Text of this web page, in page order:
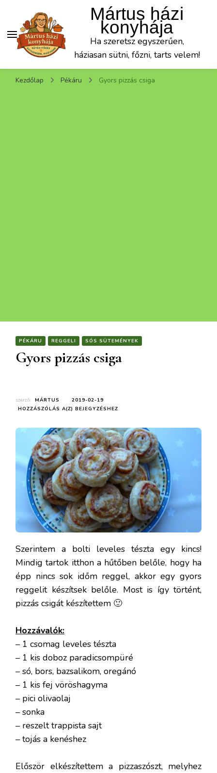
Mártus házi
konyhája
Ha szeretsz egyszerűen,
háziasan sütni, főzni, tarts velem!
Kezdőlap Pékáru Gyors pizzás csiga
PÉKÁRU REGGELI SÓS SÜTEMÉNYEK
Gyors pizzás csiga
szerző: MÁRTUS
2019-02-19
HOZZÁSZÓLÁS A(Z) GYORS
BEJEGYZÉSHEZ
Szerintem a bolti leveles tészta egy kincs!
Mindig tartok itthon a hűtőben belőle, hogy ha
épp nincs sok időm reggel, akkor egy gyors
reggelit készítsek belőle. Most is így történt,
pizzás csigát készítettem 🙂
Hozzávalók:
– 1 csomag leveles tészta
– 1 kis doboz paradicsompüré
– só, bors, bazsalikom, oregánó
– 1 kis fej vöröshagyma
– pici olivaolaj
– sonka
– reszelt trappista sajt
– tojás a kenéshez
Először elkészítettem a pizzaszószt, melyhez